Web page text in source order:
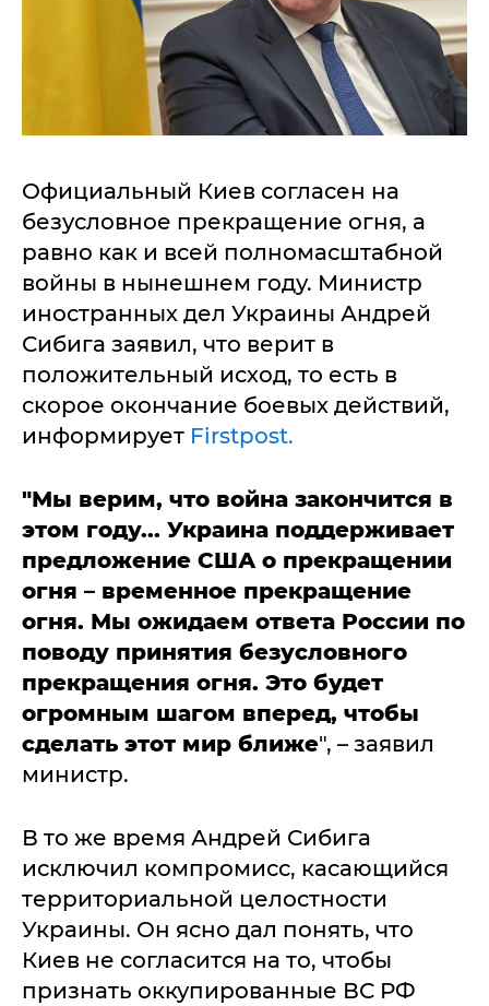
Официальный Киев согласен на
безусловное прекращение огня, а
равно как и всей полномасштабной
войны в нынешнем году. Министр
иностранных дел Украины Андрей
Сибига заявил, что верит в
положительный исход, то есть в
скорое окончание боевых действий,
информирует Firstpost.
"Мы верим, что война закончится в
этом году... Украина поддерживает
предложение США о прекращении
огня – временное прекращение
огня. Мы ожидаем ответа России по
поводу принятия безусловного
прекращения огня. Это будет
огромным шагом вперед, чтобы
сделать этот мир ближе", – заявил
министр.
В то же время Андрей Сибига
исключил компромисс, касающийся
территориальной целостности
Украины. Он ясно дал понять, что
Киев не согласится на то, чтобы
признать оккупированные ВС РФ